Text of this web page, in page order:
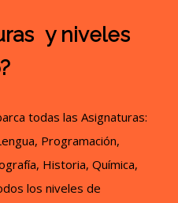
y niveles
todas las Asignaturas:
Programación,
Historia, Química,
los niveles de